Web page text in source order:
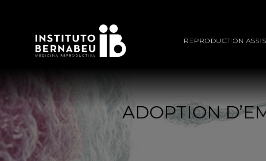
REPRODUCTION
ADOPTION